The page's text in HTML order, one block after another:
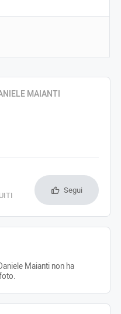
MAIANTI
Segui
Maianti non ha